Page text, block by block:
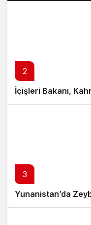
2
İçişleri Bakanı,
3
Yunanistan’da